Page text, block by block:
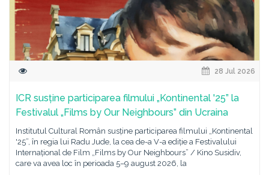
28 Jul 2026
ICR susține participarea filmului „Kontinental '25” la
Festivalul „Films by Our Neighbours” din Ucraina
Institutul Cultural Român susține participarea filmului „Kontinental
'25”, în regia lui Radu Jude, la cea de-a V-a ediție a Festivalului
Internațional de Film „Films by Our Neighbours” / Kino Susidiv,
care va avea loc în perioada 5–9 august 2026, la